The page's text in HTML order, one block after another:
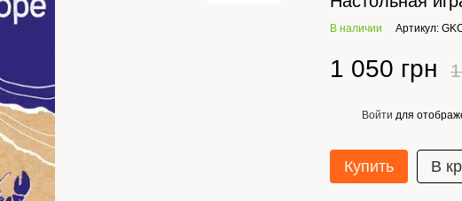
В наличии Артикул:
1 050 грн
Войти для
Купить В